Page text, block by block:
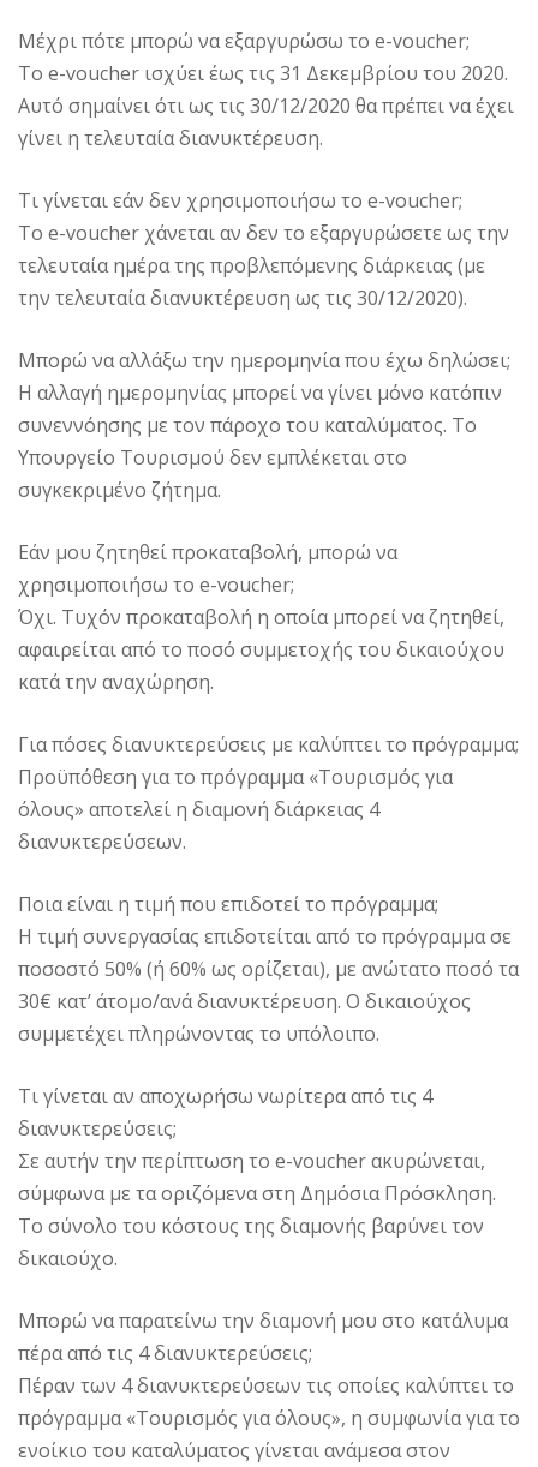
Μέχρι πότε μπορώ να εξαργυρώσω το e-voucher;
Το e-voucher ισχύει έως τις 31 Δεκεμβρίου του 2020.
Αυτό σημαίνει ότι ως τις 30/12/2020 θα πρέπει να έχει
γίνει η τελευταία διανυκτέρευση.
Τι γίνεται εάν δεν χρησιμοποιήσω το e-voucher;
Το e-voucher χάνεται αν δεν το εξαργυρώσετε ως την
τελευταία ημέρα της προβλεπόμενης διάρκειας (με
την τελευταία διανυκτέρευση ως τις 30/12/2020).
Μπορώ να αλλάξω την ημερομηνία που έχω δηλώσει;
Η αλλαγή ημερομηνίας μπορεί να γίνει μόνο κατόπιν
συνεννόησης με τον πάροχο του καταλύματος. Το
Υπουργείο Τουρισμού δεν εμπλέκεται στο
συγκεκριμένο ζήτημα.
Εάν μου ζητηθεί προκαταβολή, μπορώ να
χρησιμοποιήσω το e-voucher;
Όχι. Τυχόν προκαταβολή η οποία μπορεί να ζητηθεί,
αφαιρείται από το ποσό συμμετοχής του δικαιούχου
κατά την αναχώρηση.
Για πόσες διανυκτερεύσεις με καλύπτει το πρόγραμμα;
Προϋπόθεση για το πρόγραμμα «Τουρισμός για
όλους» αποτελεί η διαμονή διάρκειας 4
διανυκτερεύσεων.
Ποια είναι η τιμή που επιδοτεί το πρόγραμμα;
Η τιμή συνεργασίας επιδοτείται από το πρόγραμμα σε
ποσοστό 50% (ή 60% ως ορίζεται), με ανώτατο ποσό τα
30€ κατ’ άτομο/ανά διανυκτέρευση. Ο δικαιούχος
συμμετέχει πληρώνοντας το υπόλοιπο.
Τι γίνεται αν αποχωρήσω νωρίτερα από τις 4
διανυκτερεύσεις;
Σε αυτήν την περίπτωση το e-voucher ακυρώνεται,
σύμφωνα με τα οριζόμενα στη Δημόσια Πρόσκληση.
Το σύνολο του κόστους της διαμονής βαρύνει τον
δικαιούχο.
Μπορώ να παρατείνω την διαμονή μου στο κατάλυμα
πέρα από τις 4 διανυκτερεύσεις;
Πέραν των 4 διανυκτερεύσεων τις οποίες καλύπτει το
πρόγραμμα «Τουρισμός για όλους», η συμφωνία για το
ενοίκιο του καταλύματος γίνεται ανάμεσα στον